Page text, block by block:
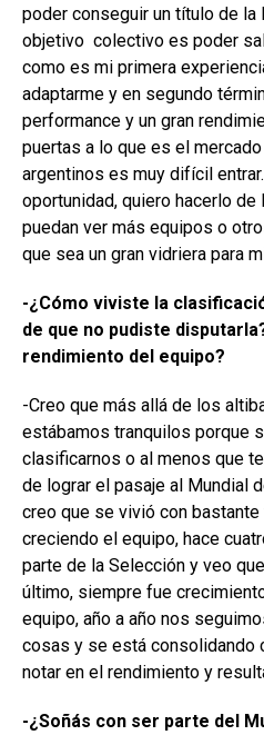
poder conseguir un título de la
objetivo colectivo es poder
como es mi primera
adaptarme y en segundo
performance y un gran
puertas a lo que es el
argentinos es muy difícil
oportunidad, quiero hacerlo de
puedan ver más equipos o
que sea un gran vidriera para
-¿Cómo viviste la
de que no pudiste
rendimiento del equipo?
-Creo que más allá de los
estábamos tranquilos porque
clasificarnos o al menos que
de lograr el pasaje al Mundial
creo que se vivió con
creciendo el equipo, hace
parte de la Selección y veo
último, siempre fue
equipo, año a año nos
cosas y se está consolidando
notar en el rendimiento y
-¿Soñás con ser parte del